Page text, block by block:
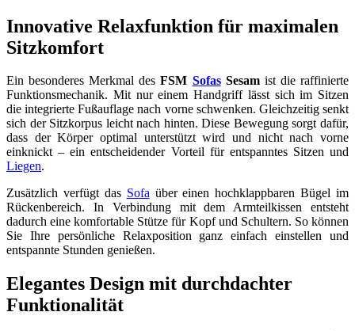
Innovative Relaxfunktion für maximalen
Sitzkomfort
Ein besonderes Merkmal desFSM SofasSesamist die raffinierte
Funktionsmechanik. Mit nur einem Handgriff lässt sich im Sitzen
die integrierte Fußauflage nach vorne schwenken. Gleichzeitig senkt
sich der Sitzkorpus leicht nach hinten. Diese Bewegung sorgt dafür,
dass der Körper optimal unterstützt wird und nicht nach vorne
einknickt – ein entscheidender Vorteil für entspanntes Sitzen und
Liegen.
Zusätzlich verfügt das Sofaüber einen hochklappbaren Bügel im
Rückenbereich. In Verbindung mit dem Armteilkissen entsteht
dadurch eine komfortable Stütze für Kopf und Schultern. So können
Sie Ihre persönliche Relaxposition ganz einfach einstellen und
entspannte Stunden genießen.
Elegantes Design mit durchdachter
Funktionalität